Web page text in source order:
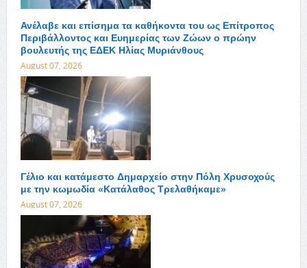
Ανέλαβε και επίσημα τα καθήκοντα του ως Επίτροπος
Περιβάλλοντος και Ευημερίας των Ζώων ο πρώην
βουλευτής της ΕΔΕΚ Ηλίας Μυριάνθους
August 07, 2026
Γέλιο και κατάμεστο Δημαρχείο στην Πόλη Χρυσοχούς
με την κωμωδία «Κατάλαθος Τρελαθήκαμε»
August 07, 2026